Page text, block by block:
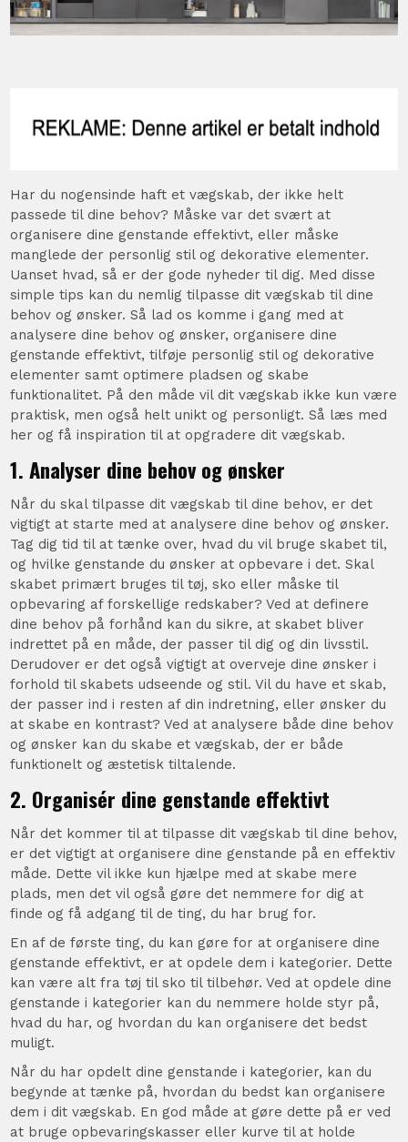
Har du nogensinde haft et vægskab, der ikke helt
passede til dine behov? Måske var det svært at
organisere dine genstande effektivt, eller måske
manglede der personlig stil og dekorative elementer.
Uanset hvad, så er der gode nyheder til dig. Med disse
simple tips kan du nemlig tilpasse dit vægskab til dine
behov og ønsker. Så lad os komme i gang med at
analysere dine behov og ønsker, organisere dine
genstande effektivt, tilføje personlig stil og dekorative
elementer samt optimere pladsen og skabe
funktionalitet. På den måde vil dit vægskab ikke kun være
praktisk, men også helt unikt og personligt. Så læs med
her og få inspiration til at opgradere dit vægskab.
1. Analyser dine behov og ønsker
Når du skal tilpasse dit vægskab til dine behov, er det
vigtigt at starte med at analysere dine behov og ønsker.
Tag dig tid til at tænke over, hvad du vil bruge skabet til,
og hvilke genstande du ønsker at opbevare i det. Skal
skabet primært bruges til tøj, sko eller måske til
opbevaring af forskellige redskaber? Ved at definere
dine behov på forhånd kan du sikre, at skabet bliver
indrettet på en måde, der passer til dig og din livsstil.
Derudover er det også vigtigt at overveje dine ønsker i
forhold til skabets udseende og stil. Vil du have et skab,
der passer ind i resten af din indretning, eller ønsker du
at skabe en kontrast? Ved at analysere både dine behov
og ønsker kan du skabe et vægskab, der er både
funktionelt og æstetisk tiltalende.
2. Organisér dine genstande effektivt
Når det kommer til at tilpasse dit vægskab til dine behov,
er det vigtigt at organisere dine genstande på en effektiv
måde. Dette vil ikke kun hjælpe med at skabe mere
plads, men det vil også gøre det nemmere for dig at
finde og få adgang til de ting, du har brug for.
En af de første ting, du kan gøre for at organisere dine
genstande effektivt, er at opdele dem i kategorier. Dette
kan være alt fra tøj til sko til tilbehør. Ved at opdele dine
genstande i kategorier kan du nemmere holde styr på,
hvad du har, og hvordan du kan organisere det bedst
muligt.
Når du har opdelt dine genstande i kategorier, kan du
begynde at tænke på, hvordan du bedst kan organisere
dem i dit vægskab. En god måde at gøre dette på er ved
at bruge opbevaringskasser eller kurve til at holde